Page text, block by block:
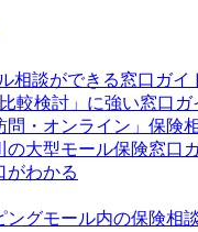
相談ができる窓口ガイ
較検討」に強い窓口ガ
問・オンライン」保険
の大型モール保険窓口
がわかる
ングモール内の保険相